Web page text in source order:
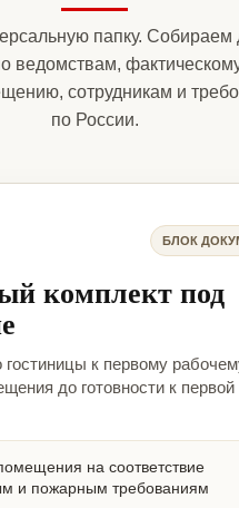
папку. Собираем
ведомствам,
сотрудникам и
по России.
БЛОК
комплект под
гостиницы к первому
до готовности к первой
на соответствие
и пожарным требованиям